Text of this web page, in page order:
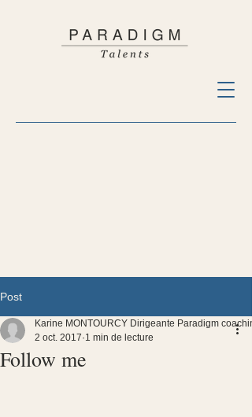
Post
Follow me
Karine MONTOURCY Dirigeante Paradigm
2 oct. 2017 1 min de lecture